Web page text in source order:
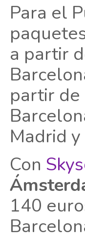
Para el
a partir
partir
Madrid
Con
140